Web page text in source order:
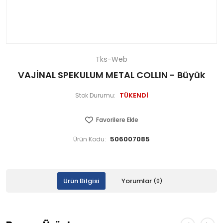
Tks-Web
VAJİNAL SPEKULUM METAL COLLIN - Büyük
Stok Durumu: TÜKENDİ
Favorilere Ekle
Ürün Kodu: 506007085
Ürün Bilgisi Yorumlar (0)